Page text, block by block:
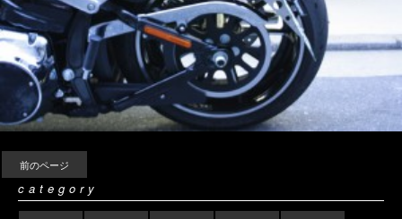
前のページ
category